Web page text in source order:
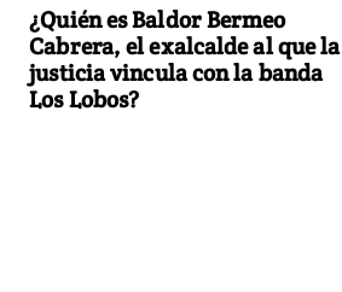
¿Quién es Baldor Bermeo
Cabrera, el exalcalde al que la
justicia vincula con la banda
Los Lobos?